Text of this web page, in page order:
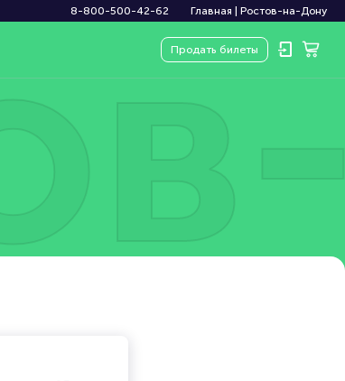
8-800-500-42-62 Главная Ростов-на-Дону
Продать билеты